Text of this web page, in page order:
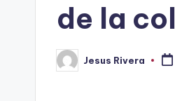
de la
Publicado
por
Jesus Rivera